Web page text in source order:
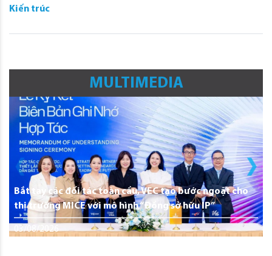
Kiến trúc
MULTIMEDIA
Bắt tay các đối tác toàn cầu, VEC tạo bước ngoặt cho
thị trường MICE với mô hình “Đồng sở hữu IP”
03/08/2026